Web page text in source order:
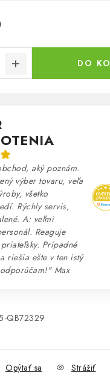
DO
aký poznám.
výber tovaru, veľa
všetko
Rýchly servis,
A: veľmi
Reaguje
Prípadné
riešia ešte v ten istý
Max
QB72329
Opýtať sa Strážiť